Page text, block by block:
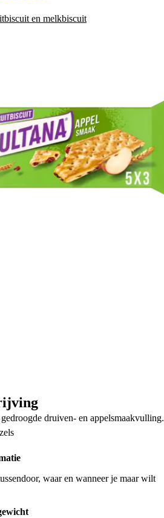
en melkbiscuit
druiven- en appelsmaakvulling.
waar en wanneer je maar wilt